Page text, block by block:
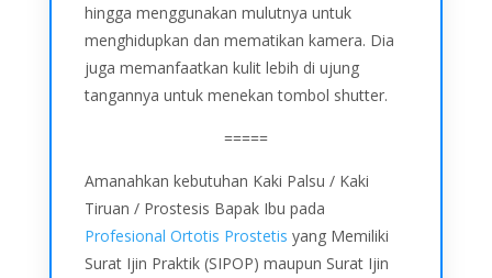
hingga menggunakan mulutnya untuk
menghidupkan dan mematikan kamera. Dia
juga memanfaatkan kulit lebih di ujung
tangannya untuk menekan tombol shutter.
=====
Amanahkan kebutuhan Kaki Palsu / Kaki
Tiruan / Prostesis Bapak Ibu pada
Profesional Ortotis Prostetis yang Memiliki
Surat Ijin Praktik (SIPOP) maupun Surat Ijin